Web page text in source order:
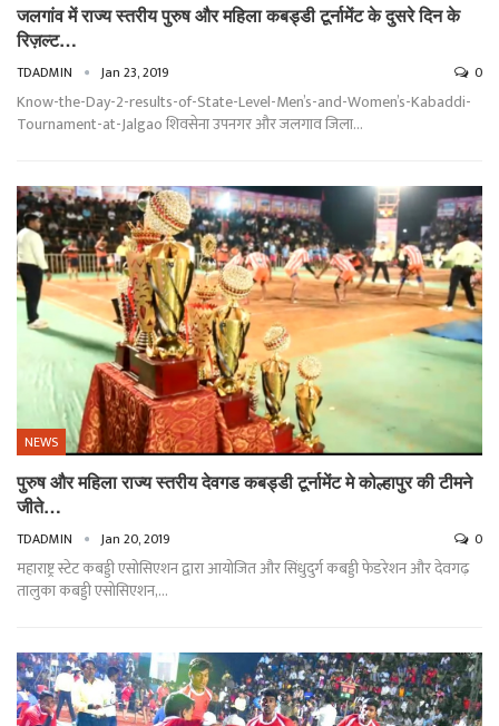
जलगांव में राज्य स्तरीय पुरुष और महिला कबड्डी टूर्नामेंट के दुसरे दिन के
रिज़ल्ट…
TDADMIN Jan 23, 2019 0
Know-the-Day-2-results-of-State-Level-Men’s-and-Women’s-Kabaddi-
Tournament-at-Jalgao शिवसेना उपनगर और जलगाव जिला…
NEWS
पुरुष और महिला राज्य स्तरीय देवगड कबड्डी टूर्नामेंट मे कोल्हापुर की टीमने
जीते…
TDADMIN Jan 20, 2019 0
महाराष्ट्र स्टेट कबड्डी एसोसिएशन द्वारा आयोजित और सिंधुदुर्ग कबड्डी फेडरेशन और देवगढ़
तालुका कबड्डी एसोसिएशन,…